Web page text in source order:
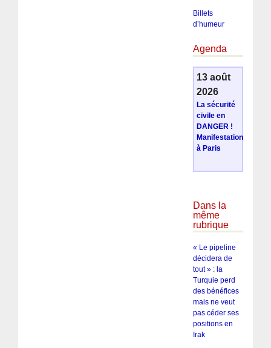
Billets
d’humeur
Agenda
13 août
2026
La sécurité
civile en
DANGER !
Manifestation
à Paris
Dans la
même
rubrique
« Le pipeline
décidera de
tout » : la
Turquie perd
des bénéfices
mais ne veut
pas céder ses
positions en
Irak